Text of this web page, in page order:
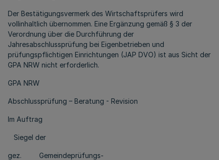
Der Bestätigungsvermerk des Wirtschaftsprüfers wird
vollinhaltlich übernommen. Eine Ergänzung gemäß § 3 der
Verordnung über die Durchführung der
Jahresabschlussprüfung bei Eigenbetrieben und
prüfungspflichtigen Einrichtungen (JAP DVO) ist aus Sicht der
GPA NRW nicht erforderlich.
GPA NRW
Abschlussprüfung – Beratung - Revision
Im Auftrag
Siegel der
gez. Gemeindeprüfungs-